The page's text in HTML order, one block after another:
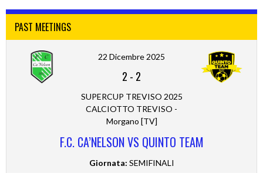
PAST MEETINGS
22 Dicembre 2025
2 - 2
SUPERCUP TREVISO 2025
CALCIOTTO TREVISO -
Morgano [TV]
F.C. CA’NELSON VS QUINTO TEAM
Giornata: SEMIFINALI